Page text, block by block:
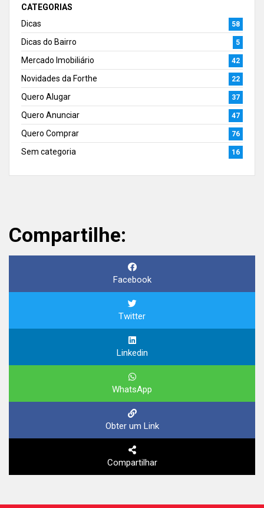
CATEGORIAS
Dicas
58
Dicas do Bairro 5
Mercado Imobiliário 42
Novidades da Forthe 22
Quero Alugar 37
Quero Anunciar 47
Quero Comprar 76
Sem categoria 16
Compartilhe:
Facebook
Twitter
Linkedin
WhatsApp
Obter um Link
Compartilhar